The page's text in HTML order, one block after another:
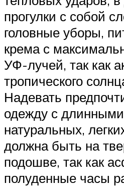
прогулки с собой
головные уборы,
крема с
УФ-лучей, так как
тропического
Надевать
одежду с
натуральных,
должна быть на
подошве, так как
полуденные часы